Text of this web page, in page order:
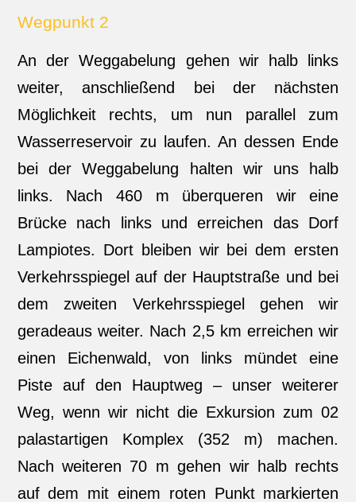
Wegpunkt 2
An der Weggabelung gehen wir halb links
weiter, anschließend bei der nächsten
Möglichkeit rechts, um nun parallel zum
Wasserreservoir zu laufen. An dessen Ende
bei der Weggabelung halten wir uns halb
links. Nach 460 m überqueren wir eine
Brücke nach links und erreichen das Dorf
Lampiotes. Dort bleiben wir bei dem ersten
Verkehrsspiegel auf der Hauptstraße und bei
dem zweiten Verkehrsspiegel gehen wir
geradeaus weiter. Nach 2,5 km erreichen wir
einen Eichenwald, von links mündet eine
Piste auf den Hauptweg – unser weiterer
Weg, wenn wir nicht die Exkursion zum 02
palastartigen Komplex (352 m) machen.
Nach weiteren 70 m gehen wir halb rechts
auf dem mit einem roten Punkt markierten